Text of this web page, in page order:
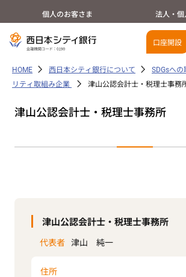
個人のお客さま 法人・個
口座開設
HOME 西日本シティ銀行について SDGsへの
リティ取組み企業
津山公認会計士・税理士事務
津山公認会計士・税理士事務所
津山公認会計士・税理士事務所
代表者 津山 純一
住所